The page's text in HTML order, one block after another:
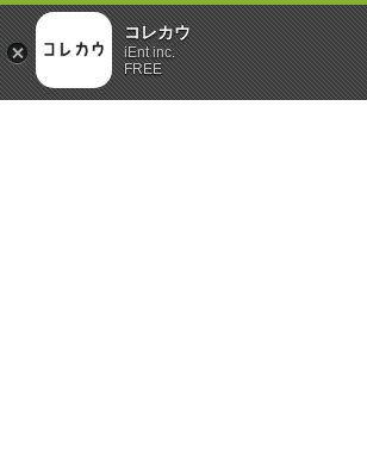
コレカウ
iEnt inc.
FREE